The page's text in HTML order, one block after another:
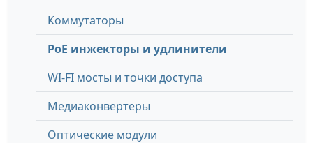
Коммутаторы
PoE инжекторы и удлинители
WI-FI мосты и точки доступа
Медиаконвертеры
Оптические модули